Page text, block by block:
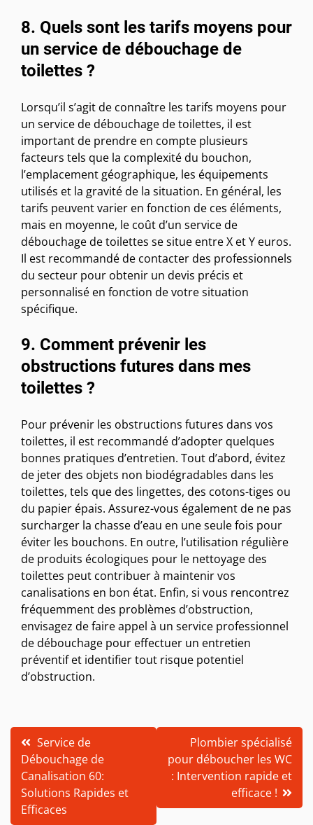
8. Quels sont les tarifs moyens pour
un service de débouchage de
toilettes ?
Lorsqu’il s’agit de connaître les tarifs moyens pour
un service de débouchage de toilettes, il est
important de prendre en compte plusieurs
facteurs tels que la complexité du bouchon,
l’emplacement géographique, les équipements
utilisés et la gravité de la situation. En général, les
tarifs peuvent varier en fonction de ces éléments,
mais en moyenne, le coût d’un service de
débouchage de toilettes se situe entre X et Y euros.
Il est recommandé de contacter des professionnels
du secteur pour obtenir un devis précis et
personnalisé en fonction de votre situation
spécifique.
9. Comment prévenir les
obstructions futures dans mes
toilettes ?
Pour prévenir les obstructions futures dans vos
toilettes, il est recommandé d’adopter quelques
bonnes pratiques d’entretien. Tout d’abord, évitez
de jeter des objets non biodégradables dans les
toilettes, tels que des lingettes, des cotons-tiges ou
du papier épais. Assurez-vous également de ne pas
surcharger la chasse d’eau en une seule fois pour
éviter les bouchons. En outre, l’utilisation régulière
de produits écologiques pour le nettoyage des
toilettes peut contribuer à maintenir vos
canalisations en bon état. Enfin, si vous rencontrez
fréquemment des problèmes d’obstruction,
envisagez de faire appel à un service professionnel
de débouchage pour effectuer un entretien
préventif et identifier tout risque potentiel
d’obstruction.
Navigation
de
l’article
Service de
Débouchage de
Canalisation 60:
Solutions Rapides et
Efficaces
Plombier spécialisé
pour déboucher les WC
: Intervention rapide et
efficace !